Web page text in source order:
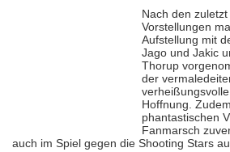
Nach den
Vorstellungen
Aufstellung mit
Jago und Jakic
Thorup
der
Hoffnung.
phantastischen
Fanmarsch
auch im Spiel gegen die Shooting Stars